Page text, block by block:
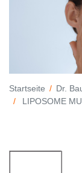
Startseite Dr.
LIPOSOME